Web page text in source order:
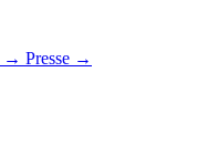
→ Presse →